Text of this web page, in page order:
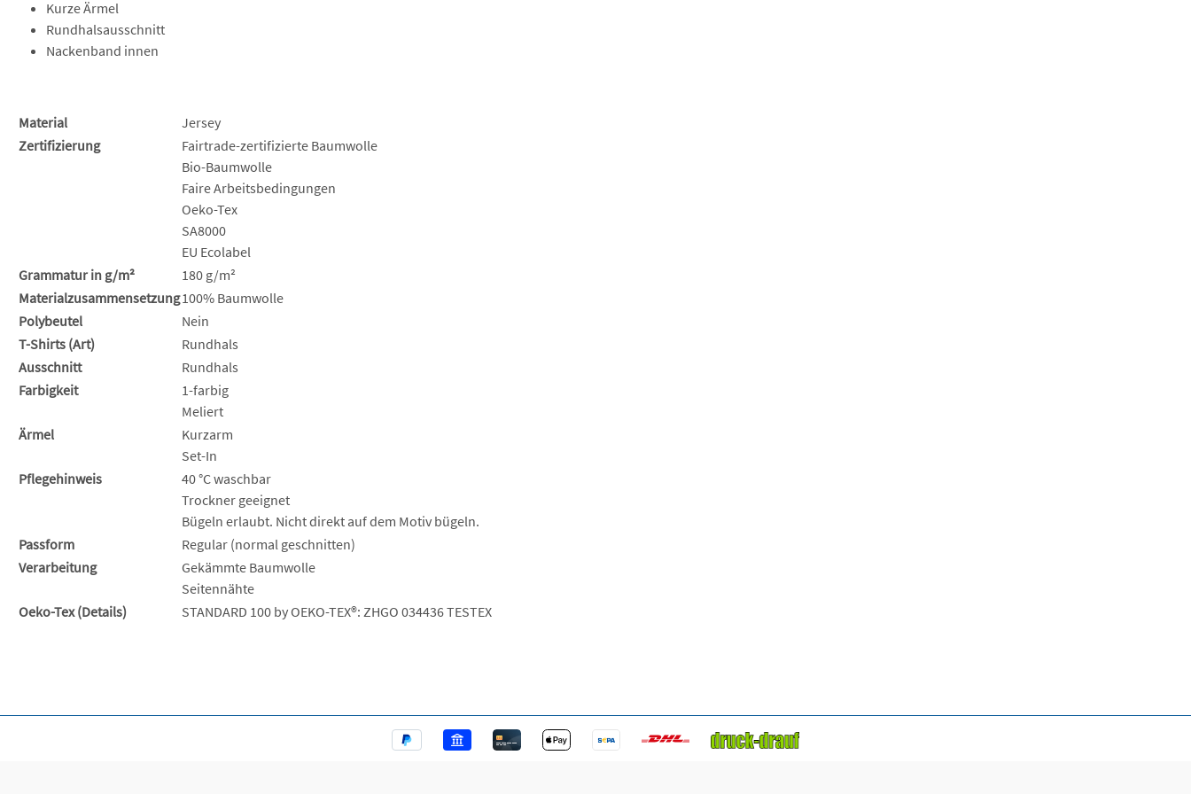
Kurze Ärmel
Rundhalsausschnitt
Nackenband innen
Material
Jersey
Zertifizierung
Fairtrade-zertifizierte Baumwolle
Bio-Baumwolle
Faire Arbeitsbedingungen
Oeko-Tex
SA8000
EU Ecolabel
Grammatur in g/m²
180 g/m²
Materialzusammensetzung100% Baumwolle
Polybeutel
Nein
T-Shirts (Art)
Rundhals
Ausschnitt
Rundhals
Farbigkeit
1-farbig
Meliert
Ärmel
Kurzarm
Set-In
Pflegehinweis
40 °C waschbar
Trockner geeignet
Bügeln erlaubt. Nicht direkt auf dem Motiv bügeln.
Passform
Regular (normal geschnitten)
Verarbeitung
Gekämmte Baumwolle
Seitennähte
Oeko-Tex (Details)
STANDARD 100 by OEKO-TEX®: ZHGO 034436 TESTEX